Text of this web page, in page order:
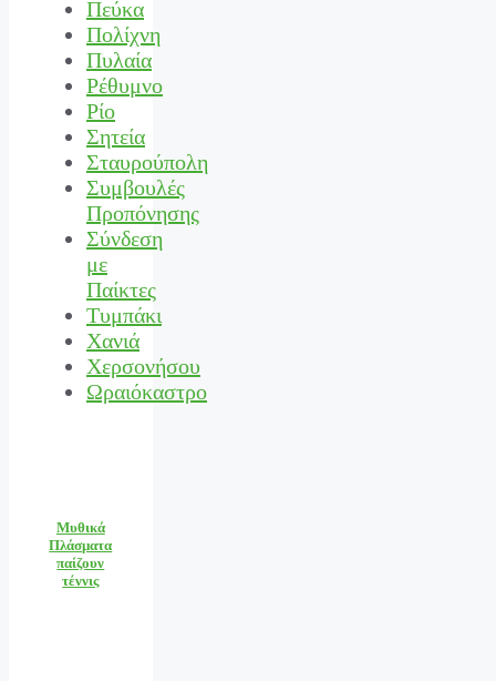
Πεύκα
Πολίχνη
Πυλαία
Ρέθυμνο
Ρίο
Σητεία
Σταυρούπολη
Συμβουλές
Προπόνησης
Σύνδεση
με
Παίκτες
Τυμπάκι
Χανιά
Χερσονήσου
Ωραιόκαστρο
Μυθικά
Πλάσματα
παίζουν
τέννις